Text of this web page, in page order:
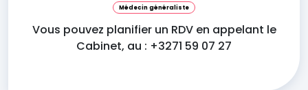
Médecin généraliste
Vous pouvez planifier un RDV en appelant le
Cabinet, au : +3271 59 07 27